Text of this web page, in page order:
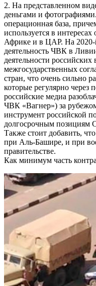
2. На представленном
деньгами и
операционная база,
используется в
Африке и в ЦАР. На 2020-
деятельность ЧВК в
деятельности
межгосударственных
стран, что очень сильно
которые регулярно через
российские медиа
ЧВК «Вагнер») за
инструмент российской
долгосрочным
Также стоит добавить,
при Аль-Башире, и при
правительстве.
Как минимум часть